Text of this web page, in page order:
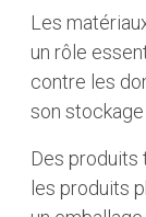
Les
un rôle
contre les
son
Des
les produits